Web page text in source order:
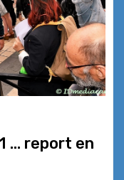
… report en